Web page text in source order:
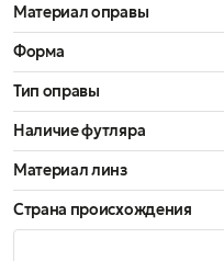
Материал оправы
Форма
Тип оправы
Наличие футляра
Материал линз
Страна происхождения